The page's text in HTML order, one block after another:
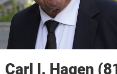
Carl I. Hagen